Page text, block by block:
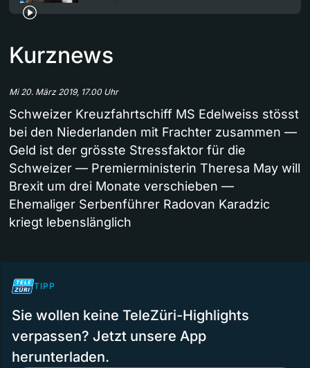
Kurznews
Mi 20. März 2019, 17.00 Uhr
Schweizer Kreuzfahrtschiff MS Edelweiss stösst
bei den Niederlanden mit Frachter zusammen —
Geld ist der grösste Stressfaktor für die
Schweizer — Premierministerin Theresa May will
Brexit um drei Monate verschieben —
Ehemaliger Serbenführer Radovan Karadzic
kriegt lebenslänglich
TIPP
Sie wollen keine TeleZüri-Highlights
verpassen? Jetzt unsere App
herunterladen.